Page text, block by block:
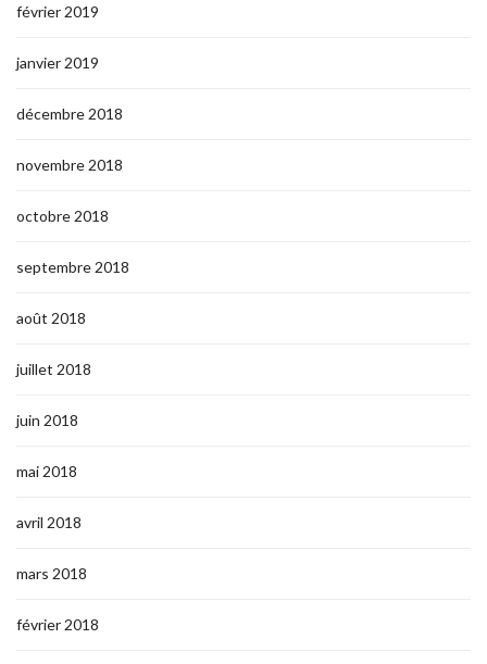
février 2019
janvier 2019
décembre 2018
novembre 2018
octobre 2018
septembre 2018
août 2018
juillet 2018
juin 2018
mai 2018
avril 2018
mars 2018
février 2018